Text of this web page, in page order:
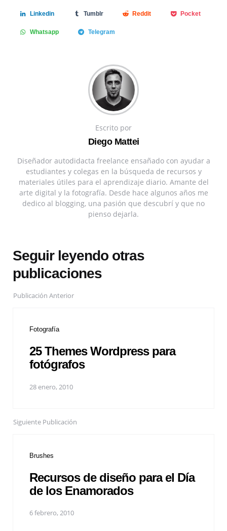
Linkedin Tumblr Reddit Pocket
Whatsapp Telegram
Escrito por
Diego Mattei
Diseñador autodidacta freelance ensañado con ayudar a
estudiantes y colegas en la búsqueda de recursos y
materiales útiles para el aprendizaje diario. Amante del
arte digital y la fotografía. Desde hace algunos años me
dedico al blogging, una pasión que descubrí y que no
pienso dejarla.
Seguir leyendo otras
publicaciones
Publicación Anterior
Fotografía
25 Themes Wordpress para
fotógrafos
28 enero, 2010
Siguiente Publicación
Brushes
Recursos de diseño para el Día
de los Enamorados
6 febrero, 2010